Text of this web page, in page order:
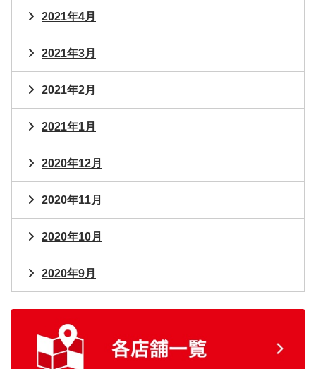
2021年4月
2021年3月
2021年2月
2021年1月
2020年12月
2020年11月
2020年10月
2020年9月